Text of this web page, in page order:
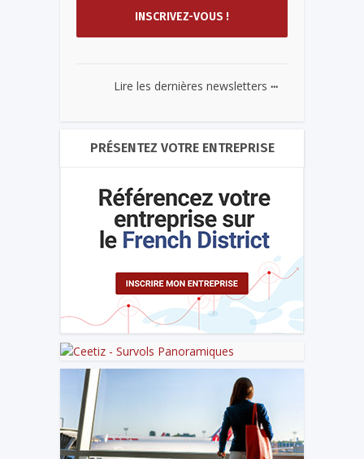
Lire les dernières newsletters ...
PRÉSENTEZ VOTRE ENTREPRISE